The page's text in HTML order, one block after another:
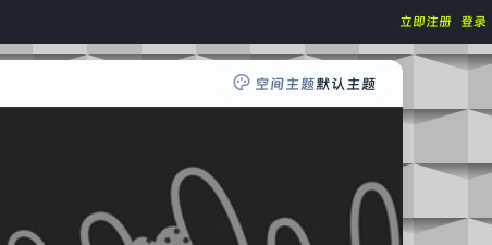
立即注册 登录
空间主题默认主题